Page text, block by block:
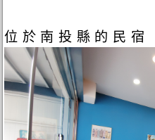
位於南投縣的民宿